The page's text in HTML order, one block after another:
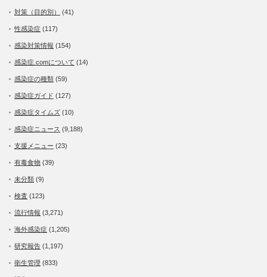
対策（目的別） (41)
性感染症 (117)
感染対策情報 (154)
感染症.comについて (14)
感染症の種類 (59)
感染症ガイド (127)
感染症タイムズ (10)
感染症ニュース (9,188)
支援メニュー (23)
有毒食物 (39)
未分類 (9)
検査 (123)
流行情報 (3,271)
海外感染症 (1,205)
研究報告 (1,197)
衛生管理 (833)